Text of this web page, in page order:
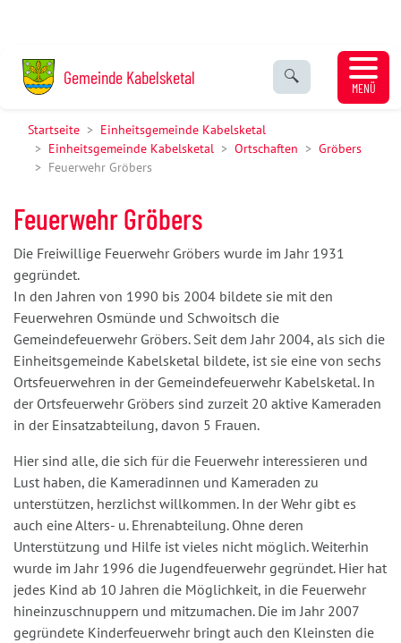
Gemeinde Kabelsketal MENÜ
Startseite
Einheitsgemeinde Kabelsketal
Einheitsgemeinde Kabelsketal
Ortschaften
Gröbers
Feuerwehr Gröbers
Feuerwehr Gröbers
Die Freiwillige Feuerwehr Gröbers wurde im Jahr 1931
gegründet.
In den Jahren von 1990 bis 2004 bildete sie mit den
Feuerwehren Osmünde und Schwoitsch die
Gemeindefeuerwehr Gröbers. Seit dem Jahr 2004, als sich die
Einheitsgemeinde Kabelsketal bildete, ist sie eine von sechs
Ortsfeuerwehren in der Gemeindefeuerwehr Kabelsketal. In
der Ortsfeuerwehr Gröbers sind zurzeit 20 aktive Kameraden
in der Einsatzabteilung, davon 5 Frauen.
Hier sind alle, die sich für die Feuerwehr interessieren und
Lust haben, die Kameradinnen und Kameraden zu
unterstützen, herzlichst willkommen. In der Wehr gibt es
auch eine Alters- u. Ehrenabteilung. Ohne deren
Unterstützung und Hilfe ist vieles nicht möglich. Weiterhin
wurde im Jahr 1996 die Jugendfeuerwehr gegründet. Hier hat
jedes Kind ab 10 Jahren die Möglichkeit, in die Feuerwehr
hineinzuschnuppern und mitzumachen. Die im Jahr 2007
gegründete Kinderfeuerwehr bringt auch den Kleinsten die